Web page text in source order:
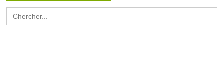
Search
for: